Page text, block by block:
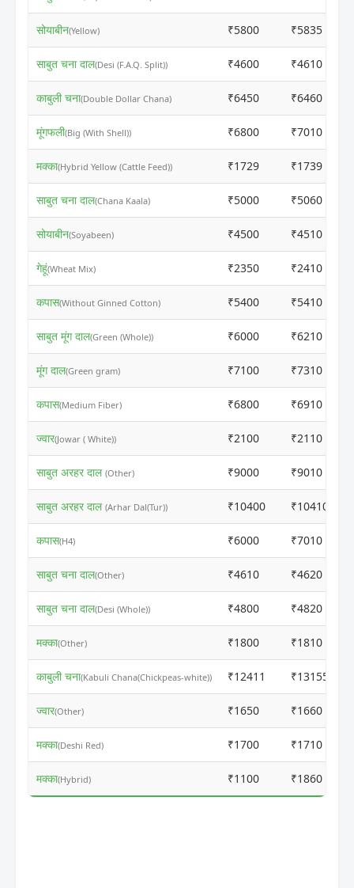
सोयाबीन(Yellow) ₹5800 ₹5835
साबुत चना दाल(Desi (F.A.Q. Split)) ₹4600 ₹4610
काबुली चना(Double Dollar Chana) ₹6450 ₹6460
मूंगफली(Big (With Shell)) ₹6800 ₹7010
मक्का(Hybrid Yellow (Cattle Feed)) ₹1729 ₹1739
साबुत चना दाल(Chana Kaala) ₹5000 ₹5060
सोयाबीन(Soyabeen) ₹4500 ₹4510
गेहूं(Wheat Mix) ₹2350 ₹2410
कपास(Without Ginned Cotton) ₹5400 ₹5410
साबुत मूंग दाल(Green (Whole)) ₹6000 ₹6210
मूंग दाल(Green gram) ₹7100 ₹7310
कपास(Medium Fiber) ₹6800 ₹6910
ज्वार(Jowar ( White)) ₹2100 ₹2110
साबुत अरहर दाल (Other) ₹9000 ₹9010
साबुत अरहर दाल (Arhar Dal(Tur)) ₹10400 ₹10410
कपास(H4) ₹6000 ₹7010
साबुत चना दाल(Other) ₹4610 ₹4620
साबुत चना दाल(Desi (Whole)) ₹4800 ₹4820
मक्का(Other) ₹1800 ₹1810
काबुली चना(Kabuli Chana(Chickpeas-white)) ₹12411 ₹13155
ज्वार(Other) ₹1650 ₹1660
मक्का(Deshi Red) ₹1700 ₹1710
मक्का(Hybrid) ₹1100 ₹1860